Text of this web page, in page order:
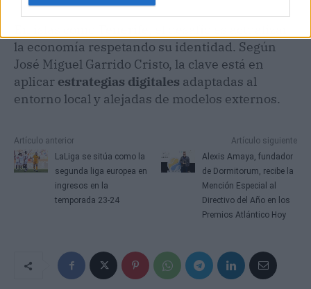
la economía respetando su identidad. Según
José Miguel Garrido Cristo, la clave está en
aplicar estrategias digitales adaptadas al
entorno local y alejadas de modelos externos.
N
a
v
e
Artículo anterior
LaLiga se sitúa como la
segunda liga europea en
ingresos en la
temporada 23-24
Artículo siguiente
Alexis Amaya, fundador
de Dormitorum, recibe la
Mención Especial al
Directivo del Año en los
Premios Atlántico Hoy